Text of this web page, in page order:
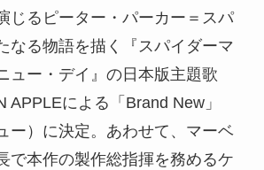
じるピーター・パーカー＝スパ
なる物語を描く『スパイダーマ
ュー・デイ』の日本版主題歌
APPLEによる「Brand New」
ー）に決定。あわせて、マーベ
で本作の製作総指揮を務めるケ